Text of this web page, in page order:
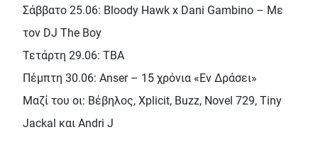
Σάββατο 25.06: Bloody Hawk x Dani Gambino – Με
τον DJ The Boy
Τετάρτη 29.06: TBA
Πέμπτη 30.06: Anser – 15 χρόνια «Εν Δράσει»
Μαζί του οι: Βέβηλος, Xplicit, Buzz, Novel 729, Tiny
Jackal και Andri J